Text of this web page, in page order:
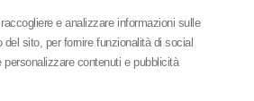
e analizzare informazioni sulle
sito, per fornire funzionalità di social
personalizzare contenuti e pubblicità